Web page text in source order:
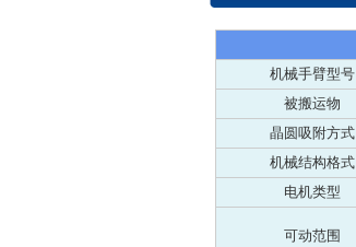
机械手臂型号
被搬运物
晶圆吸附方式
机械结构格式
电机类型
可动范围